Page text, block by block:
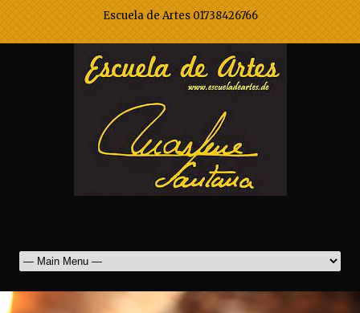
Escuela de Artes 01738426766